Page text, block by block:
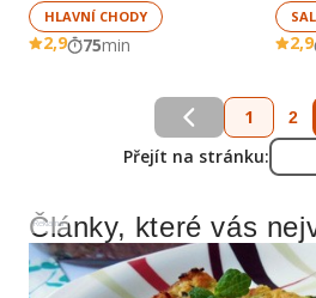
HLAVNÍ CHODY
2,9 75min 2,9
1 2
Přejít na stránku:
Reklama
Články, které vás